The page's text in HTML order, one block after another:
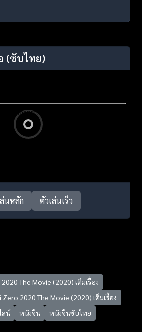
(ซับไทย)
นหลัก ตัวเล่นเร็ว
The Movie (2020) เต็มเรื่อง
Zero 2020 The Movie (2020) เต็มเรื่อง
ลน์ หนังจีน หนังจีนซับไทย